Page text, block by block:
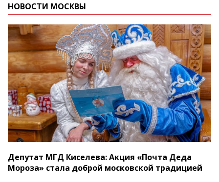
НОВОСТИ МОСКВЫ
Депутат МГД Киселева: Акция «Почта Деда
Мороза» стала доброй московской традицией